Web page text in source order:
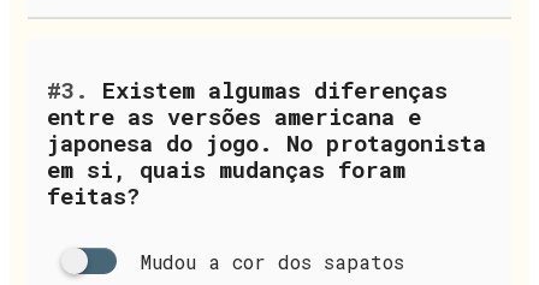
#3.
Existem algumas diferenças
entre as versões americana e
japonesa do jogo. No protagonista
em si, quais mudanças foram
feitas?
Mudou a cor dos sapatos